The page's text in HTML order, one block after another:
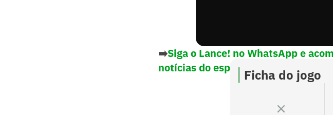
➡️Siga o Lance! no WhatsApp e
notícias do esporteFicha do jogo